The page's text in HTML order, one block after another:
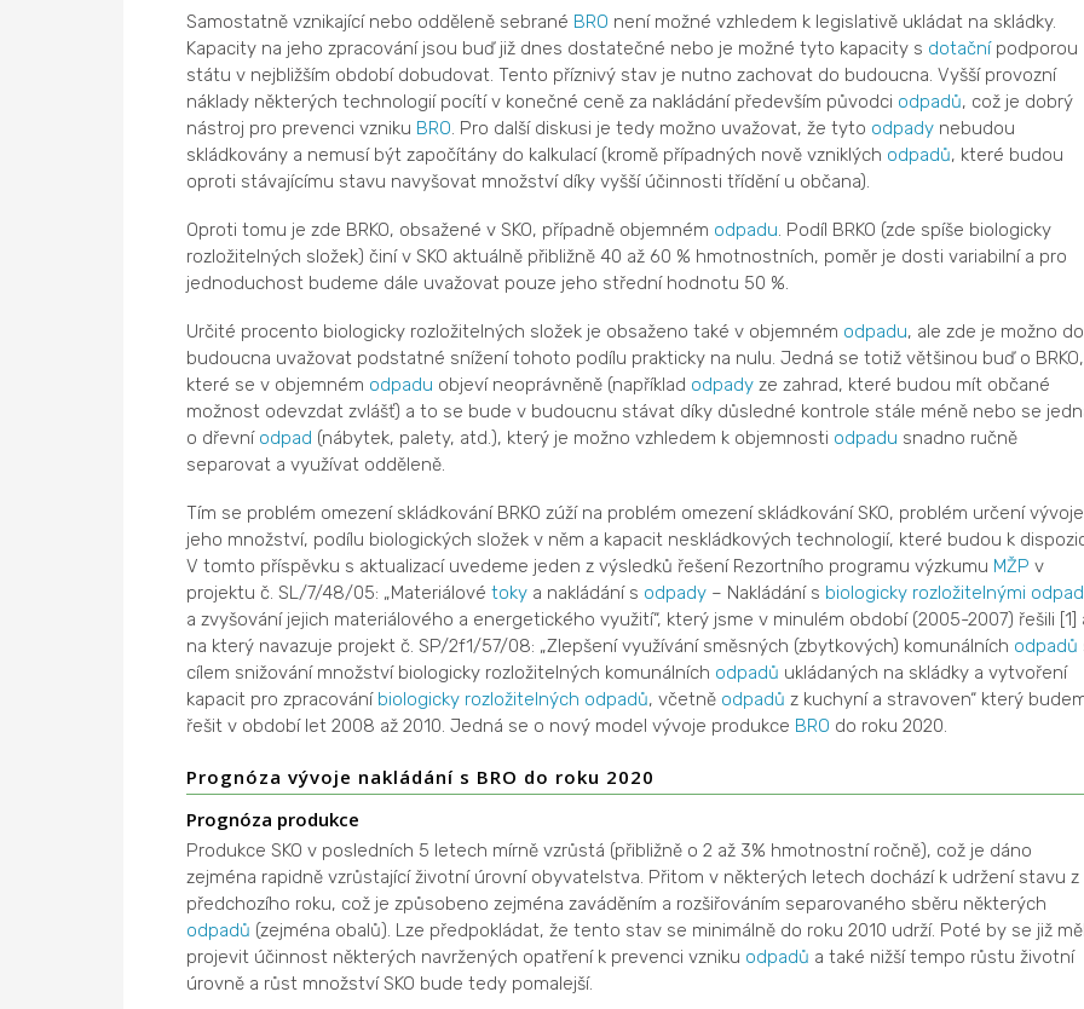
Samostatně vznikající nebo odděleně sebrané BRO není možné vzhledem k legislativě ukládat na skládky.
Kapacity na jeho zpracování jsou buď již dnes dostatečné nebo je možné tyto kapacity s dotačnípodporou
státu v nejbližším období dobudovat. Tento příznivý stav je nutno zachovat do budoucna. Vyšší provozní
náklady některých technologií pocítí v konečné ceně za nakládání především původci odpadů, což je dobrý
nástroj pro prevenci vzniku BRO. Pro další diskusi je tedy možno uvažovat, že tyto odpadynebudou
skládkovány a nemusí být započítány do kalkulací (kromě případných nově vzniklých odpadů, které budou
oproti stávajícímu stavu navyšovat množství díky vyšší účinnosti třídění u občana).
Oproti tomu je zde BRKO, obsažené v SKO, případně objemném odpadu. Podíl BRKO (zde spíše biologicky
rozložitelných složek) činí v SKO aktuálně přibližně 40 až 60 % hmotnostních, poměr je dosti variabilní a pro
jednoduchost budeme dále uvažovat pouze jeho střední hodnotu 50 %.
Určité procento biologicky rozložitelných složek je obsaženo také v objemném odpadu, ale zde je možno do
budoucna uvažovat podstatné snížení tohoto podílu prakticky na nulu. Jedná se totiž většinou buď o BRKO,
které se v objemném odpadu objeví neoprávněně (například odpadyze zahrad, které budou mít občané
možnost odevzdat zvlášť) a to se bude v budoucnu stávat díky důsledné kontrole stále méně nebo se
o dřevní odpad (nábytek, palety, atd.), který je možno vzhledem k objemnosti odpadu snadno ručně
separovat a využívat odděleně.
Tím se problém omezení skládkování BRKO zúží na problém omezení skládkování SKO, problém určení vývoje
jeho množství, podílu biologických složek v něm a kapacit neskládkových technologií, které budou k
V tomto příspěvku s aktualizací uvedeme jeden z výsledků řešení Rezortního programu výzkumu MŽP v
projektu č. SL/7/48/05: „Materiálové tokya nakládání s odpady– Nakládání s biologicky rozložitelnými
a zvyšování jejich materiálového a energetického využití“, který jsme v minulém období (2005-2007) řešili [1]
na který navazuje projekt č. SP/2f1/57/08: „Zlepšení využívání směsných (zbytkových) komunálních odpadů
cílem snižování množství biologicky rozložitelných komunálních odpadů ukládaných na skládky a vytvoření
kapacit pro zpracování biologicky rozložitelných odpadů, včetně odpadů z kuchyní a stravoven“ který
řešit v období let 2008 až 2010. Jedná se o nový model vývoje produkce BRO do roku 2020.
Prognóza vývoje nakládání s BRO do roku 2020
Prognóza produkce
Produkce SKO v posledních 5 letech mírně vzrůstá (přibližně o 2 až 3% hmotnostní ročně), což je dáno
zejména rapidně vzrůstající životní úrovní obyvatelstva. Přitom v některých letech dochází k udržení stavu z
předchozího roku, což je způsobeno zejména zaváděním a rozšiřováním separovaného sběru některých
odpadů (zejména obalů). Lze předpokládat, že tento stav se minimálně do roku 2010 udrží. Poté by se již
projevit účinnost některých navržených opatření k prevenci vzniku odpadů a také nižší tempo růstu životní
úrovně a růst množství SKO bude tedy pomalejší.